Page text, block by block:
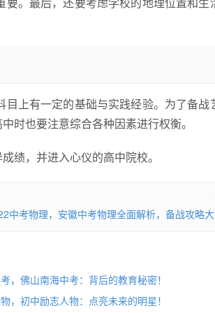
上有一定的基础与实践经验。为了备战
时也要注意综合各种因素进行权衡。
绩，并进入心仪的高中院校。
中考物理，安徽中考物理全面解析，备战攻略大
，佛山南海中考：背后的教育秘密！
，初中励志人物：点亮未来的明星！